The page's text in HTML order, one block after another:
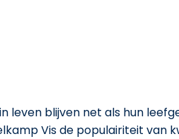
blijven net als hun
Vis de populairiteit van